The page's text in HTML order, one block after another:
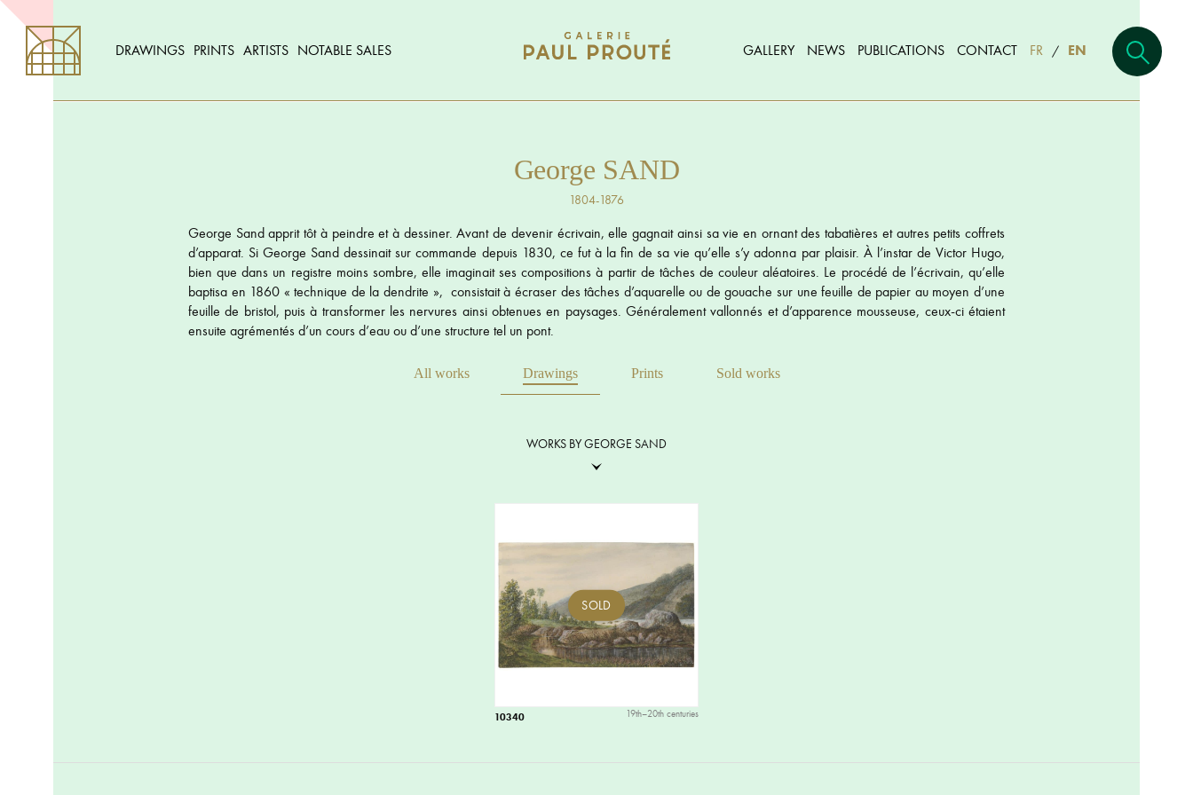
DRAWINGS PRINTS ARTISTS NOTABLE SALES GALLERY NEWS PUBLICATIONS CONTACT FR / EN
George SAND
1804-1876
George Sand apprit tôt à peindre et à dessiner. Avant de devenir écrivain, elle gagnait ainsi sa vie en ornant des tabatières et autres petits coffrets
d’apparat. Si George Sand dessinait sur commande depuis 1830, ce fut à la fin de sa vie qu’elle s’y adonna par plaisir. À l’instar de Victor Hugo,
bien que dans un registre moins sombre, elle imaginait ses compositions à partir de tâches de couleur aléatoires. Le procédé de l’écrivain, qu’elle
baptisa en 1860 « technique de la dendrite », consistait à écraser des tâches d’aquarelle ou de gouache sur une feuille de papier au moyen d’une
feuille de bristol, puis à transformer les nervures ainsi obtenues en paysages. Généralement vallonnés et d’apparence mousseuse, ceux-ci étaient
ensuite agrémentés d’un cours d’eau ou d’une structure tel un pont.
All works Drawings Prints Sold works
WORKS BY GEORGE SAND
SOLD
10340 19th–20th centuries